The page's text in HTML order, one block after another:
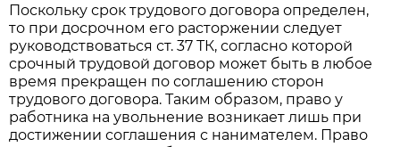
Поскольку срок трудового договора определен,
то при досрочном его расторжении следует
руководствоваться ст. 37 ТК, согласно которой
срочный трудовой договор может быть в любое
время прекращен по соглашению сторон
трудового договора. Таким образом, право у
работника на увольнение возникает лишь при
достижении соглашения с нанимателем. Право